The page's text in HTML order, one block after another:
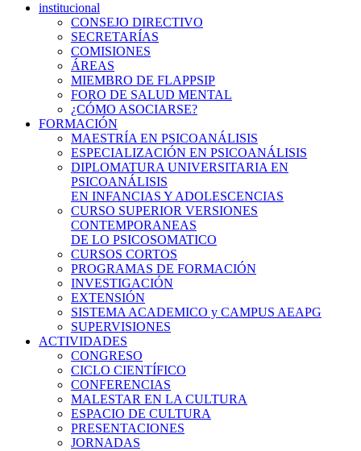
institucional
CONSEJO DIRECTIVO
SECRETARÍAS
COMISIONES
ÁREAS
MIEMBRO DE FLAPPSIP
FORO DE SALUD MENTAL
¿CÓMO ASOCIARSE?
FORMACIÓN
MAESTRÍA EN PSICOANÁLISIS
ESPECIALIZACIÓN EN PSICOANÁLISIS
DIPLOMATURA UNIVERSITARIA EN
PSICOANÁLISIS
EN INFANCIAS Y ADOLESCENCIAS
CURSO SUPERIOR VERSIONES
CONTEMPORANEAS
DE LO PSICOSOMATICO
CURSOS CORTOS
PROGRAMAS DE FORMACIÓN
INVESTIGACIÓN
EXTENSIÓN
SISTEMA ACADEMICO y CAMPUS AEAPG
SUPERVISIONES
ACTIVIDADES
CONGRESO
CICLO CIENTÍFICO
CONFERENCIAS
MALESTAR EN LA CULTURA
ESPACIO DE CULTURA
PRESENTACIONES
JORNADAS